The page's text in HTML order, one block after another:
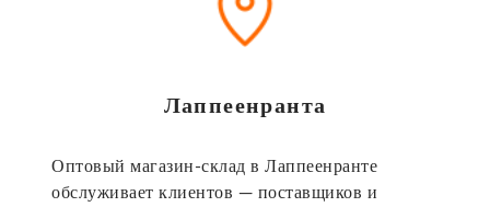
Лаппеенранта
Оптовый магазин-склад в Лаппеенранте
обслуживает клиентов — поставщиков и